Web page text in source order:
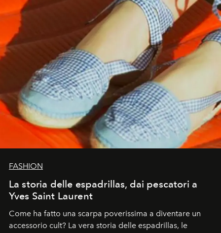
FASHION
La storia delle espadrillas, dai pescatori a
Yves Saint Laurent
Come ha fatto una scarpa poverissima a diventare un
accessorio cult? La vera storia delle espadrillas, le